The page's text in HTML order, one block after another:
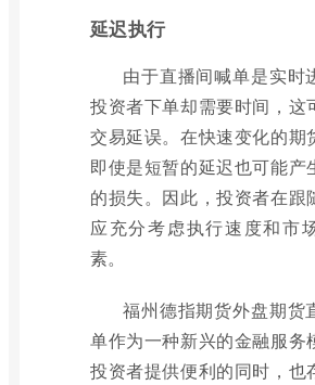
延迟执行
由于直播间喊单是实时
投资者下单却需要时间，这
交易延误。在快速变化的期
即使是短暂的延迟也可能产
的损失。因此，投资者在跟
应充分考虑执行速度和市
素。
福州德指期货外盘期货
单作为一种新兴的金融服务
投资者提供便利的同时，也